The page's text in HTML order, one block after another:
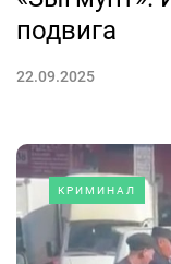
подвига
22.09.2025
КРИМИНАЛ